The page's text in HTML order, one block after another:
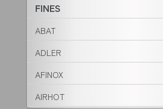
FINES
ABAT
ADLER
AFINOX
AIRHOT